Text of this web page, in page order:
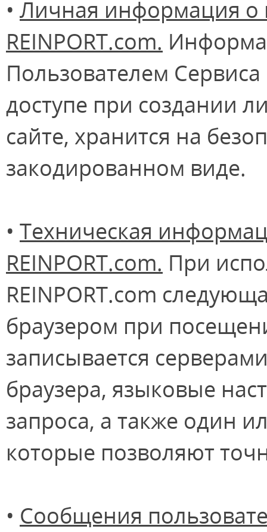
• Личная информация о
REINPORT.com.
Пользователем Сервиса
доступе при создании
сайте, хранится на
закодированном виде.
• Техническая
REINPORT.com. При
REINPORT.com
браузером при
записывается
браузера, языковые
запроса, а также один
которые позволяют
• Сообщения